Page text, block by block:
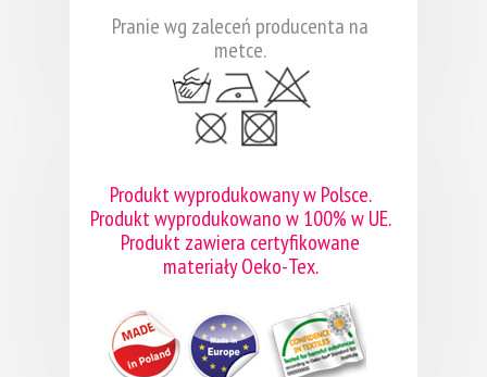
Pranie wg zaleceń producenta na
metce.
Produkt wyprodukowany w Polsce.
Produkt wyprodukowano w 100% w UE.
Produkt zawiera certyfikowane
materiały Oeko-Tex.